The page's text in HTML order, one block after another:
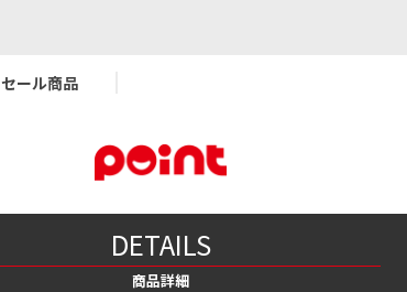
セール商品
DETAILS
商品詳細